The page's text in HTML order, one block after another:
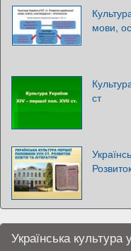
мови,
ст
Українська культура